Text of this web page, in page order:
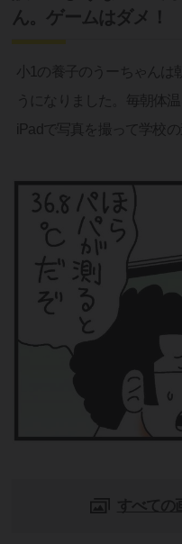
ん。ゲームはダメ！
小1の養子のうーちゃんは
うになりました。毎朝体
iPadで写真を撮って学校